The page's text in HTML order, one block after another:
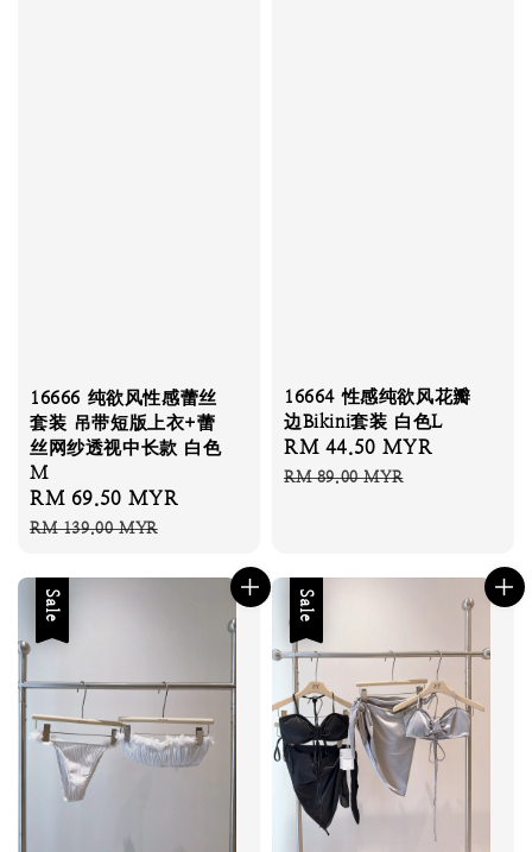
16666 纯欲风性感蕾丝
套装 吊带短版上衣+蕾
丝网纱透视中长款 白色
M
Sale
price
RM 69.50 MYR
RM 139.00 MYR
16664 性感纯欲风花瓣
边Bikini套装 白色L
Sale
price
RM 44.50 MYR
RM 89.00 MYR
Sale Sale